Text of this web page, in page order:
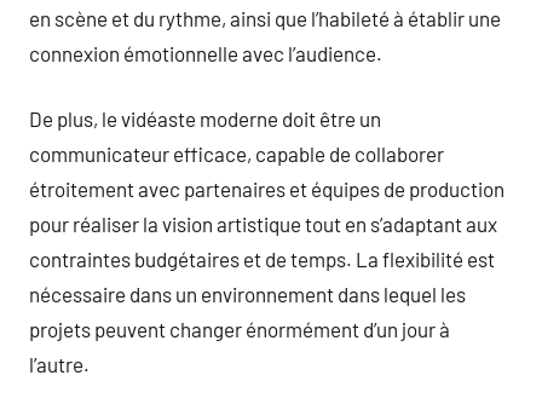
en scène et du rythme, ainsi que l’habileté à établir une
connexion émotionnelle avec l’audience.
De plus, le vidéaste moderne doit être un
communicateur efficace, capable de collaborer
étroitement avec partenaires et équipes de production
pour réaliser la vision artistique tout en s’adaptant aux
contraintes budgétaires et de temps. La flexibilité est
nécessaire dans un environnement dans lequel les
projets peuvent changer énormément d’un jour à
l’autre.